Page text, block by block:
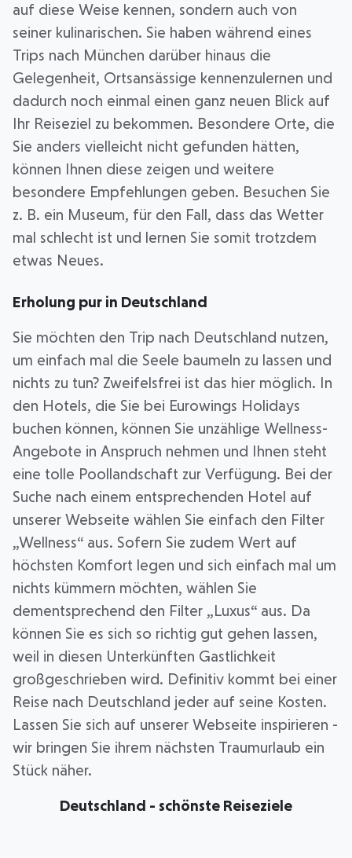
auf diese Weise kennen, sondern auch von
seiner kulinarischen. Sie haben während eines
Trips nach München darüber hinaus die
Gelegenheit, Ortsansässige kennenzulernen und
dadurch noch einmal einen ganz neuen Blick auf
Ihr Reiseziel zu bekommen. Besondere Orte, die
Sie anders vielleicht nicht gefunden hätten,
können Ihnen diese zeigen und weitere
besondere Empfehlungen geben. Besuchen Sie
z. B. ein Museum, für den Fall, dass das Wetter
mal schlecht ist und lernen Sie somit trotzdem
etwas Neues.
Erholung pur in Deutschland
Sie möchten den Trip nach Deutschland nutzen,
um einfach mal die Seele baumeln zu lassen und
nichts zu tun? Zweifelsfrei ist das hier möglich. In
den Hotels, die Sie bei Eurowings Holidays
buchen können, können Sie unzählige Wellness-
Angebote in Anspruch nehmen und Ihnen steht
eine tolle Poollandschaft zur Verfügung. Bei der
Suche nach einem entsprechenden Hotel auf
unserer Webseite wählen Sie einfach den Filter
„Wellness“ aus. Sofern Sie zudem Wert auf
höchsten Komfort legen und sich einfach mal um
nichts kümmern möchten, wählen Sie
dementsprechend den Filter „Luxus“ aus. Da
können Sie es sich so richtig gut gehen lassen,
weil in diesen Unterkünften Gastlichkeit
großgeschrieben wird. Definitiv kommt bei einer
Reise nach Deutschland jeder auf seine Kosten.
Lassen Sie sich auf unserer Webseite inspirieren -
wir bringen Sie ihrem nächsten Traumurlaub ein
Stück näher.
Deutschland - schönste Reiseziele